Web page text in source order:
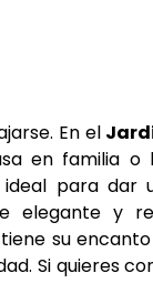
En el
en familia o
ideal para
elegante y
su
Si quieres